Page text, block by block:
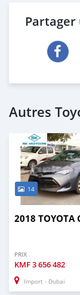
Partager
Autres
14
2018 TOYOTA
PRIX
KMF3 656 482
Import - Dubai